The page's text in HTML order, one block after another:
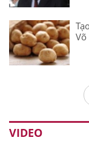
Võ
VIDEO